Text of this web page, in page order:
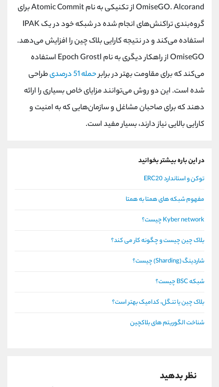
OmiseGO. Alcorand از تکنیکی به نام Atomic Commit برای
گروه‌بندی تراکنش‌های انجام شده در شبکه خود در یک IPAK
استفاده می‌کند و در نتیجه کارایی بلاک چین را افزایش می‌دهد.
OmiseGO از راهکار دیگری به نام Epoch Grostl استفاده
می‌کند که برای مقاومت بهتر در برابرحمله 51 درصدی
طراحی
شده است. این دو روش می‌توانند مزایای خاص بسیاری را ارائه
دهند که برای صاحبان مشاغل و سازمان‌هایی که به امنیت و
کارایی بالایی نیاز دارند، بسیار مفید است.
در این باره بیشتر بخوانید
توکن و استاندارد ERC20
مفهوم شبکه های همتا به همتا
Kyber network چیست؟
بلاک چین چیست و چگونه کار می کند؟
شاردینگ (Sharding) چیست؟
شبکه BSC چیست؟
بلاک چین یا تنگل، کدامیک بهتر است؟
شناخت الگوریتم های بلاکچین
نظر بدهید